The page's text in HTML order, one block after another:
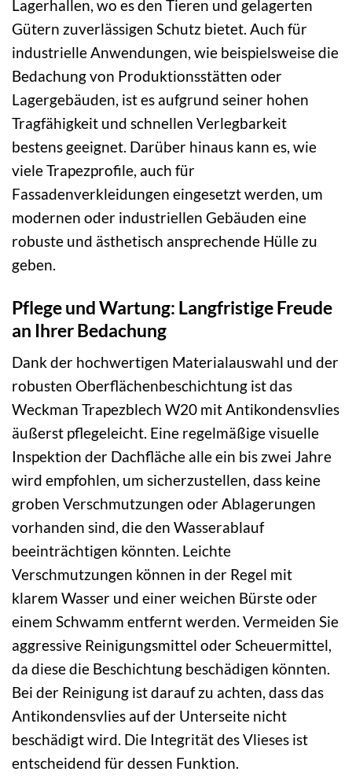
Lagerhallen, wo es den Tieren und gelagerten
Gütern zuverlässigen Schutz bietet. Auch für
industrielle Anwendungen, wie beispielsweise die
Bedachung von Produktionsstätten oder
Lagergebäuden, ist es aufgrund seiner hohen
Tragfähigkeit und schnellen Verlegbarkeit
bestens geeignet. Darüber hinaus kann es, wie
viele Trapezprofile, auch für
Fassadenverkleidungen eingesetzt werden, um
modernen oder industriellen Gebäuden eine
robuste und ästhetisch ansprechende Hülle zu
geben.
Pflege und Wartung: Langfristige Freude
an Ihrer Bedachung
Dank der hochwertigen Materialauswahl und der
robusten Oberflächenbeschichtung ist das
Weckman Trapezblech W20 mit Antikondensvlies
äußerst pflegeleicht. Eine regelmäßige visuelle
Inspektion der Dachfläche alle ein bis zwei Jahre
wird empfohlen, um sicherzustellen, dass keine
groben Verschmutzungen oder Ablagerungen
vorhanden sind, die den Wasserablauf
beeinträchtigen könnten. Leichte
Verschmutzungen können in der Regel mit
klarem Wasser und einer weichen Bürste oder
einem Schwamm entfernt werden. Vermeiden Sie
aggressive Reinigungsmittel oder Scheuermittel,
da diese die Beschichtung beschädigen könnten.
Bei der Reinigung ist darauf zu achten, dass das
Antikondensvlies auf der Unterseite nicht
beschädigt wird. Die Integrität des Vlieses ist
entscheidend für dessen Funktion.